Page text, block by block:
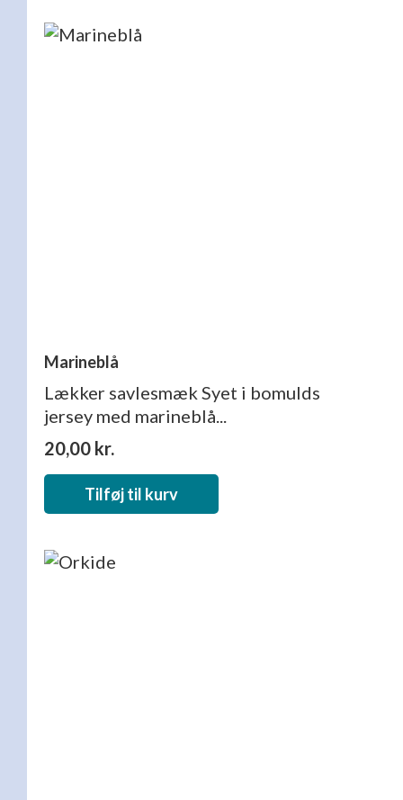
Marineblå
Lækker savlesmæk Syet i bomulds
jersey med marineblå...
20,00 kr.
Tilføj til kurv